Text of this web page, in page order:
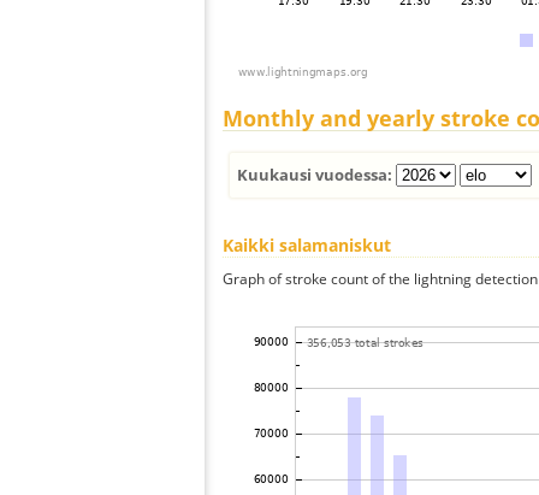
Monthly and yearly stroke
Kuukausi vuodessa:
Kaikki salamaniskut
Graph of stroke count of the lightning